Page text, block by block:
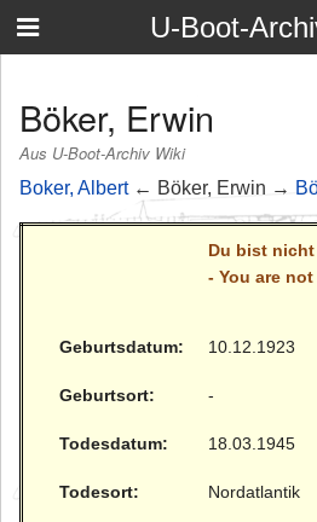
U-Boot-
Böker, Erwin
Aus U-Boot-Archiv Wiki
Boker, Albert← Böker, Erwin →
Du bist
- You are
Geburtsdatum: 10.12.1923
Geburtsort: -
Todesdatum: 18.03.1945
Todesort: Nordatlantik